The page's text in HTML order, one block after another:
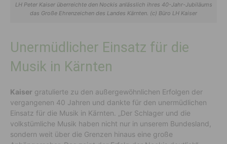
LH Peter Kaiser überreichte den Nockis anlässlich ihres 40-Jahr-Jubiläums
das Große Ehrenzeichen des Landes Kärnten. (c) Büro LH Kaiser
Unermüdlicher Einsatz für die
Musik in Kärnten
Kaiser gratulierte zu den außergewöhnlichen Erfolgen der
vergangenen 40 Jahren und dankte für den unermüdlichen
Einsatz für die Musik in Kärnten. „Der Schlager und die
volkstümliche Musik haben nicht nur in unserem Bundesland,
sondern weit über die Grenzen hinaus eine große